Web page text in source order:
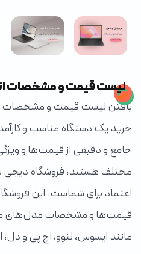
لیست قیمت و مشخصات
یافتن لیست قیمت و مشخصات
خرید یک دستگاه مناسب و
جامع و دقیقی از قیمت‌ها و
مختلف هستید، فروشگاه دیجی
اعتماد برای شماست. این
قیمت‌ها و مشخصات مدل‌های
مانند ایسوس، لنوو، اچ پی و